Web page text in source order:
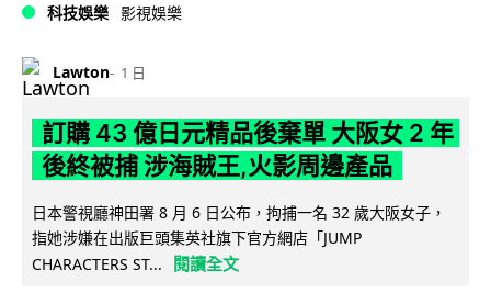
科技娛樂 影視娛樂
Lawton 1 日
訂購 43 億日元精品後棄單 大阪女 2 年
後終被捕 涉海賊王,火影周邊產品
日本警視廳神田署 8 月 6 日公布，拘捕一名 32 歲大阪女子，
指她涉嫌在出版巨頭集英社旗下官方網店「JUMP
CHARACTERS ST...
閱讀全文